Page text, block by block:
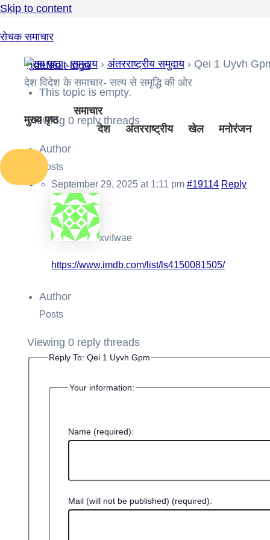
Skip to content
रोचक समाचार
देश विदेश के समाचार- सत्य से समृद्धि की ओर
मुख्य पृष्ठ
समाचार
देश
अंतरराष्ट्रीय खेल मनोरंजन
मुख्य पृष्ठ › समुदाय › अंतरराष्ट्रीय समुदाय › Qei 1 Uyvh
This topic is empty.
Viewing 0 reply threads
Author
Posts
September 29, 2025 at 1:11 pm #19114 Reply
xvifwae
https://www.imdb.com/list/ls4150081505/
Author
Posts
Viewing 0 reply threads
Reply To: Qei 1 Uyvh Gpm
Your information:
Name (required):
Mail (will not be published) (required):